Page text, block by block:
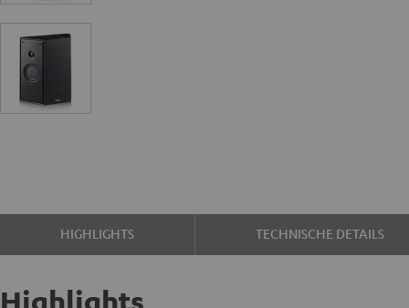
HIGHLIGHTS TECHNISCHE DETAILS
Highlights